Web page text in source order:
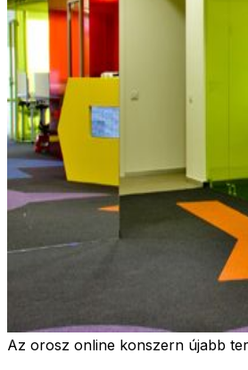
Az orosz online konszern újabb